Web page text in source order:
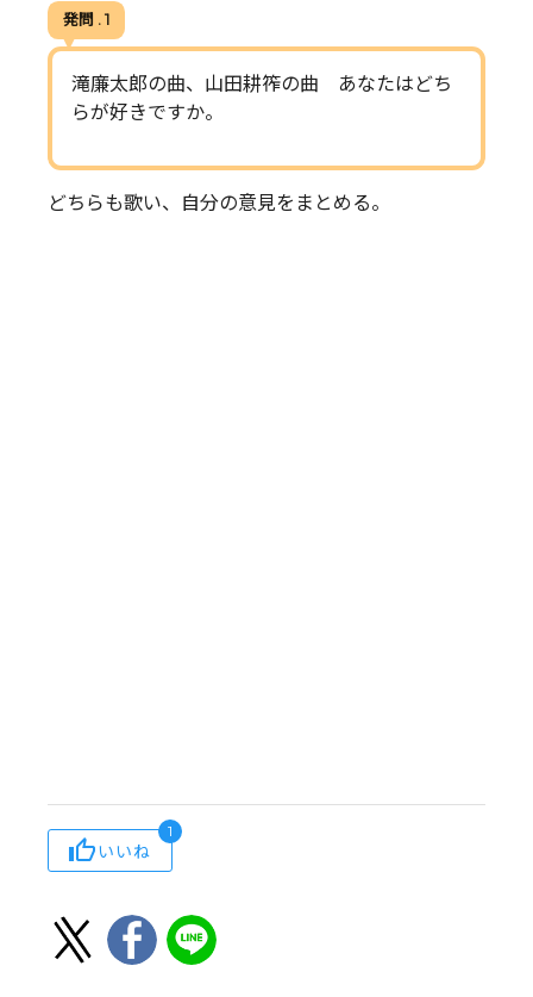
発問 . 1
滝廉太郎の曲、山田耕筰の曲 あなたはどち
らが好きですか。
どちらも歌い、自分の意見をまとめる。
いいね
1